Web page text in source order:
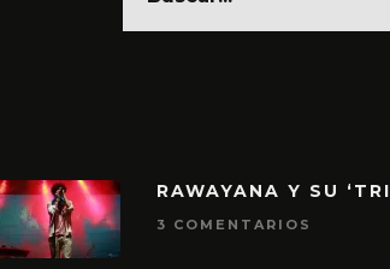
RAWAYANA Y SU
3 COMENTARIOS